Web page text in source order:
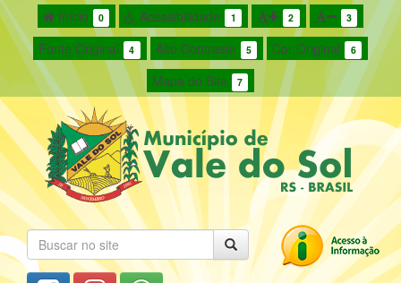
Início 0 Acessibilidade 1 2 3
Fonte Original 4 Alto Contraste 5 Cor Original 6
Mapa do Site 7